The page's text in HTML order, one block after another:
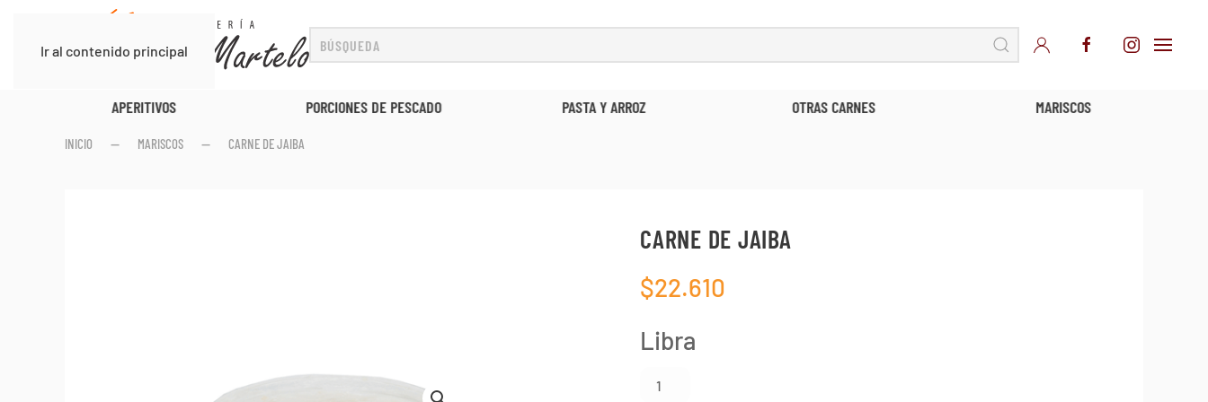
Ir al contenido principal
APERITIVOS PORCIONES DE PESCADO PASTA Y ARROZ OTRAS CARNES MARISCOS
INICIO MARISCOS CARNE DE JAIBA
CARNE DE JAIBA
$22.610
Libra